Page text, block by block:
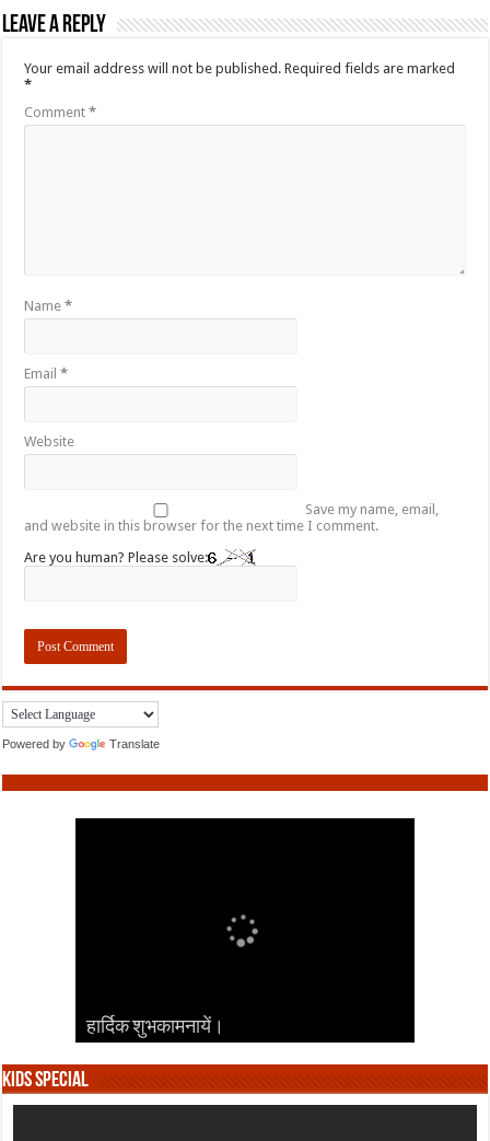
Leave a Reply
Your email address will not be published. Required fields are marked
*
Comment*
Name*
Email*
Website
Save my name, email,
and website in this browser for the next time I comment.
Are you human? Please solve:
Powered by Translate
हार्दिक शुभकामनायें।
हार्दिक शुभकामनायें।
हार्दिक शुभकामनायें।
हार्दिक शुभकामनायें।
हार्दिक शुभकामनायें।
Kids Special